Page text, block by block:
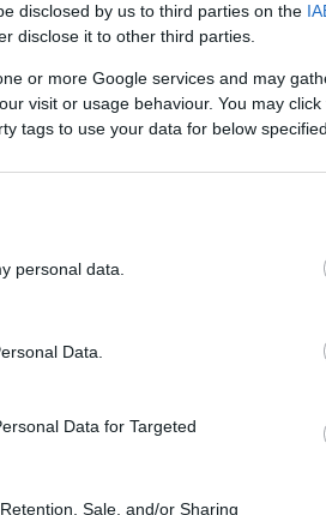
disclosed by us to third parties on the
disclose it to other third parties.
or more Google services and may
visit or usage behaviour. You may
tags to use your data for below
personal data.
Data.
Data for Targeted
Sale, and/or Sharing
πιο ερωτευμένη
είναι ο
της Χάλι
Δημοσίευσε